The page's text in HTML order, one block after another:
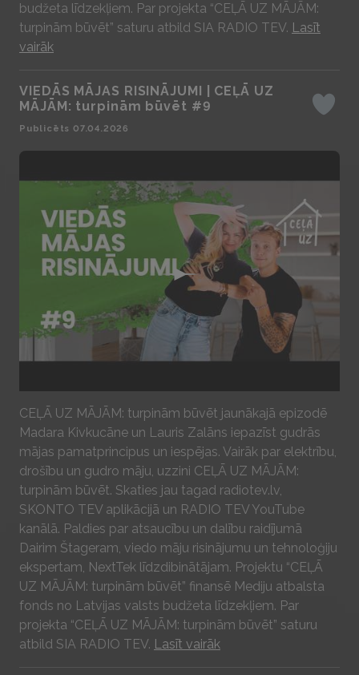
budžeta līdzekļiem. Par projekta “CEĻĀ UZ MĀJĀM:
turpinām būvēt” saturu atbild SIA RADIO TEV. Lasīt
vairāk
Play
CEĻĀ UZ MĀJĀM: turpinām būvēt jaunākajā epizodē
Madara Kivkucāne un Lauris Zalāns iepazīst gudrās
mājas pamatprincipus un iespējas. Vairāk par elektrību,
drošību un gudro māju, uzzini CEĻĀ UZ MĀJĀM:
turpinām būvēt. Skaties jau tagad radiotev.lv,
SKONTO TEV aplikācijā un RADIO TEV YouTube
kanālā. Paldies par atsaucību un dalību raidījumā
Dairim Štageram, viedo māju risinājumu un tehnoloģiju
ekspertam, NextTek līdzdibinātājam. Projektu “CEĻĀ
UZ MĀJĀM: turpinām būvēt” finansē Mediju atbalsta
fonds no Latvijas valsts budžeta līdzekļiem. Par
projekta “CEĻĀ UZ MĀJĀM: turpinām būvēt” saturu
atbild SIA RADIO TEV. Lasīt vairāk
VIEDĀS MĀJAS RISINĀJUMI | CEĻĀ UZ
MĀJĀM: turpinām būvēt #9
Publicēts 07.04.2026